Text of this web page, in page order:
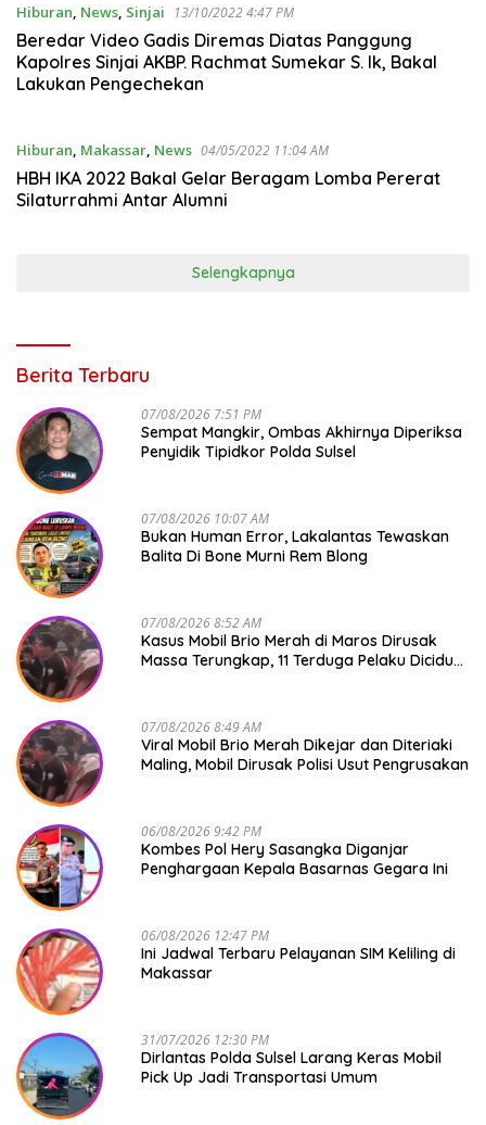
Hiburan, News, Sinjai 13/10/2022 4:47 PM
Beredar Video Gadis Diremas Diatas Panggung
Kapolres Sinjai AKBP. Rachmat Sumekar S. Ik, Bakal
Lakukan Pengechekan
Hiburan, Makassar, News 04/05/2022 11:04 AM
HBH IKA 2022 Bakal Gelar Beragam Lomba Pererat
Silaturrahmi Antar Alumni
Selengkapnya
Berita Terbaru
07/08/2026 7:51 PM
Sempat Mangkir, Ombas Akhirnya Diperiksa
Penyidik Tipidkor Polda Sulsel
07/08/2026 10:07 AM
Bukan Human Error, Lakalantas Tewaskan
Balita Di Bone Murni Rem Blong
07/08/2026 8:52 AM
Kasus Mobil Brio Merah di Maros Dirusak
Massa Terungkap, 11 Terduga Pelaku Diciduk
07/08/2026 8:49 AM
Viral Mobil Brio Merah Dikejar dan Diteriaki
Maling, Mobil Dirusak Polisi Usut Pengrusakan
06/08/2026 9:42 PM
Kombes Pol Hery Sasangka Diganjar
Penghargaan Kepala Basarnas Gegara Ini
06/08/2026 12:47 PM
Ini Jadwal Terbaru Pelayanan SIM Keliling di
Makassar
31/07/2026 12:30 PM
Dirlantas Polda Sulsel Larang Keras Mobil
Pick Up Jadi Transportasi Umum